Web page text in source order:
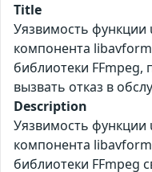
Title
Уязвимость функции
компонента
библиотеки
вызвать отказ в
Description
Уязвимость функции
компонента
библиотеки FFmpeg